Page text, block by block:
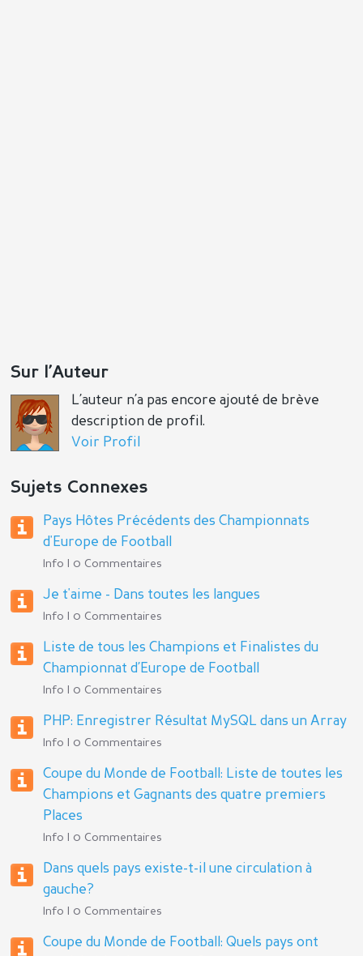
Sur l’Auteur
L’auteur n’a pas encore ajouté de brève
description de profil.
Voir Profil
Sujets Connexes
Pays Hôtes Précédents des Championnats
d'Europe de Football
Info | 0 Commentaires
Je t'aime - Dans toutes les langues
Info | 0 Commentaires
Liste de tous les Champions et Finalistes du
Championnat d’Europe de Football
Info | 0 Commentaires
PHP: Enregistrer Résultat MySQL dans un Array
Info | 0 Commentaires
Coupe du Monde de Football: Liste de toutes les
Champions et Gagnants des quatre premiers
Places
Info | 0 Commentaires
Dans quels pays existe-t-il une circulation à
gauche?
Info | 0 Commentaires
Coupe du Monde de Football: Quels pays ont